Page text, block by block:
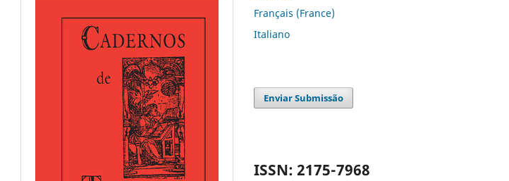
Français (France)
Italiano
Enviar Submissão
ISSN: 2175-7968